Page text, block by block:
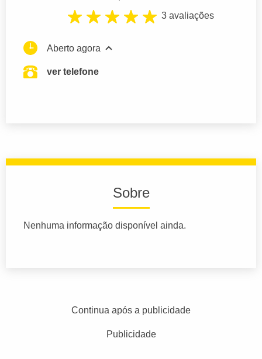
3 avaliações
Aberto agora
ver telefone
Sobre
Nenhuma informação disponível ainda.
Continua após a publicidade
Publicidade